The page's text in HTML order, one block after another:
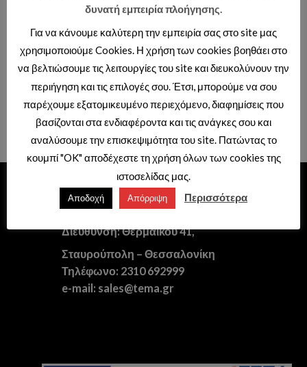
LVT GD (ΒΙΝΥΛΙΚΗ ΛΩΡΙΔΑ ΚΟΛΛΗΤΗ)
LVT GD BEIGE OAK 20305516
HUALIfloors
Τιμές διαθέσιμες μόνο με κωδικό
επαγγελματιών.
LVT GD (ΒΙΝΥΛΙΚΗ ΛΩΡΙΔΑ ΚΟΛΛΗΤΗ)
LVT GD LIMESTONE 20303013
HUALIfloors
Τιμές διαθέσιμες μόνο με κωδικό
επαγγελματιών.
ΕΙΔΗ ΥΓΙΕΙΝΗΣ – ΞΕΝΟΔΟΧΕΙΑΚΟΣ
ΕΞΟΠΛΙΣΜΟΣ
Διεύθυνση: Θερμαϊκού 41,
Σταυρούπολη – Θεσσαλονίκη
Τηλέφωνο: 2310 692999
e-mail: sales@tema.gr
δυνατή εμπειρία πλοήγησης.
Για να κάνουμε καλύτερη την εμπειρία σας στο site μας
χρησιμοποιούμε Cookies. Η χρήση των cookies βοηθάει στο
να βελτιώσουμε τις λειτουργίες του site και διευκολύνουν την
περιήγηση και τις επιλογές σου. Έτσι, μπορούμε να σου
παρέχουμε εξατομικευμένο περιεχόμενο, διαφημίσεις που
βασίζονται στα ενδιαφέροντα και τις ανάγκες σου και
αναλύσουμε την επισκεψιμότητα του site. Πατώντας το
κουμπί "OK" αποδέχεστε τη χρήση όλων των cookies της
ιστοσελίδας μας.
Αποδοχή Απόρριψη Περισσότερα